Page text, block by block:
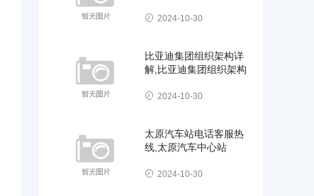
2024-10-30
比亚迪集团组织架构详
解,比亚迪集团组织架构
2024-10-30
太原汽车站电话客服热
线,太原汽车中心站
2024-10-30